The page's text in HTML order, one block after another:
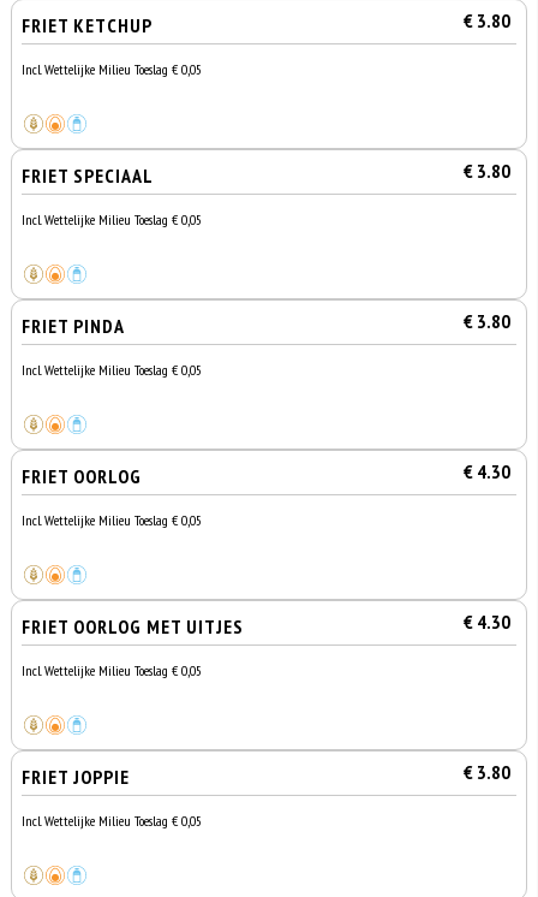
FRIET KETCHUP € 3.80
Incl. Wettelijke Milieu Toeslag € 0,05
FRIET SPECIAAL € 3.80
Incl. Wettelijke Milieu Toeslag € 0,05
FRIET PINDA € 3.80
Incl. Wettelijke Milieu Toeslag € 0,05
FRIET OORLOG € 4.30
Incl. Wettelijke Milieu Toeslag € 0,05
FRIET OORLOG MET UITJES € 4.30
Incl. Wettelijke Milieu Toeslag € 0,05
FRIET JOPPIE € 3.80
Incl. Wettelijke Milieu Toeslag € 0,05